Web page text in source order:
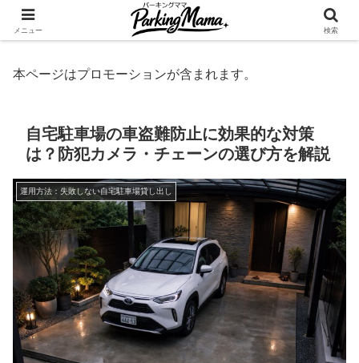
✨空き家・自宅の駐車場を貸してゆとりget🍵
本ページはプロモーションが含まれます。
自宅駐車場の車盗難防止に効果的な対策
は？防犯カメラ・チェーンの選び方を解説
運用方法：失敗しない自宅駐車場貸し出し
メニュー 検索